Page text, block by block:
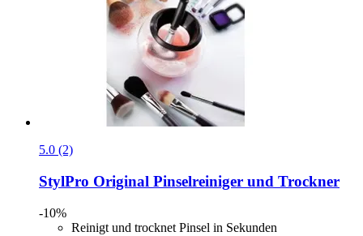
5.0 (2)
StylPro Original Pinselreiniger und Trockner
-10%
Reinigt und trocknet Pinsel in Sekunden